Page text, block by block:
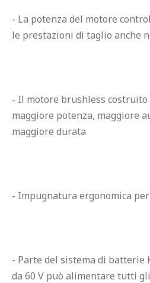
- La potenza del motore
le prestazioni di taglio anche
- Il motore brushless costruito
maggiore potenza, maggiore
maggiore durata
- Impugnatura ergonomica
- Parte del sistema di batterie
da 60 V può alimentare tutti